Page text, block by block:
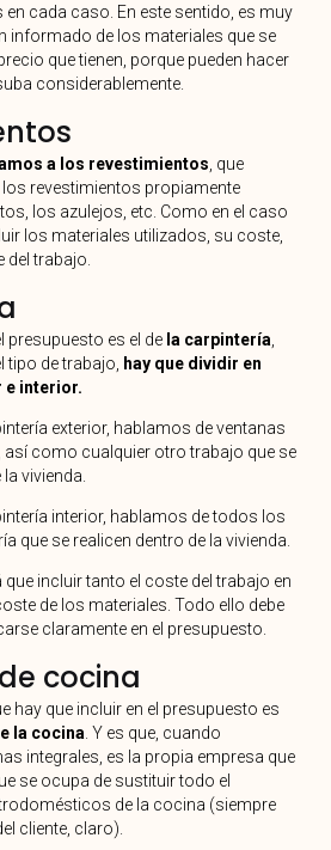
cada caso. En este sentido, es muy
informado de los materiales que se
que tienen, porque pueden hacer
considerablemente.
a los revestimientos, que
los revestimientos propiamente
los azulejos, etc. Como en el caso
los materiales utilizados, su coste,
del trabajo.
presupuesto es el de la carpintería,
tipo de trabajo, hay que dividir en
e interior.
exterior, hablamos de ventanas
así como cualquier otro trabajo que se
la vivienda.
interior, hablamos de todos los
que se realicen dentro de la vivienda.
incluir tanto el coste del trabajo en
de los materiales. Todo ello debe
claramente en el presupuesto.
cocina
hay que incluir en el presupuesto es
la cocina. Y es que, cuando
integrales, es la propia empresa que
se ocupa de sustituir todo el
de la cocina (siempre
cliente, claro).